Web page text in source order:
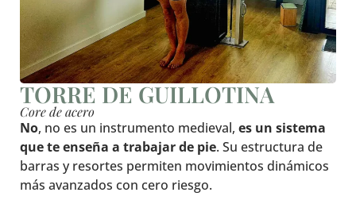
TORRE DE GUILLOTINA
Core de acero
No, no es un instrumento medieval, es un sistema
que te enseña a trabajar de pie. Su estructura de
barras y resortes permiten movimientos dinámicos
más avanzados con cero riesgo.